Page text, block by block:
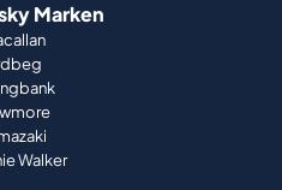
Marken
Walker